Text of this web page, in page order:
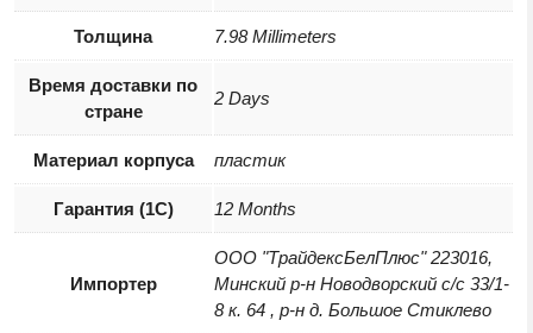
Толщина 7.98 Millimeters
Время доставки по
стране
2 Days
Материал корпуса пластик
Гарантия (1С) 12 Months
Импортер
ООО "ТрайдексБелПлюс" 223016,
Минский р-н Новодворский с/с 33/1-
8 к. 64 , р-н д. Большое Стиклево